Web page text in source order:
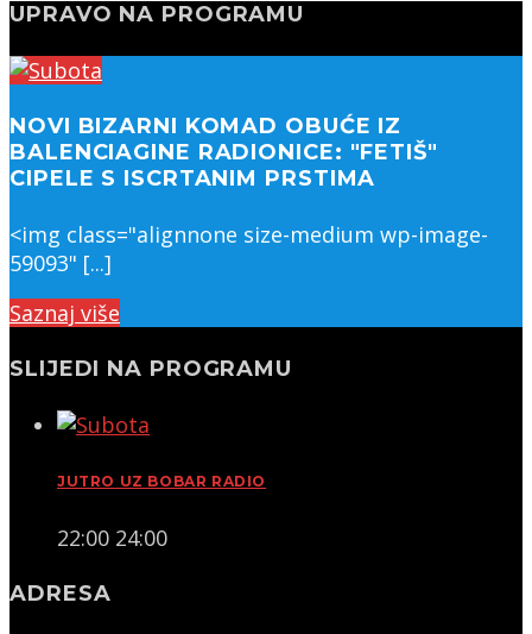
UPRAVO NA PROGRAMU
NOVI BIZARNI KOMAD OBUĆE IZ
BALENCIAGINE RADIONICE: "FETIŠ"
CIPELE S ISCRTANIM PRSTIMA
<img class="alignnone size-medium wp-image-
59093" [...]
Saznaj više
SLIJEDI NA PROGRAMU
JUTRO UZ BOBAR RADIO
22:00 24:00
ADRESA